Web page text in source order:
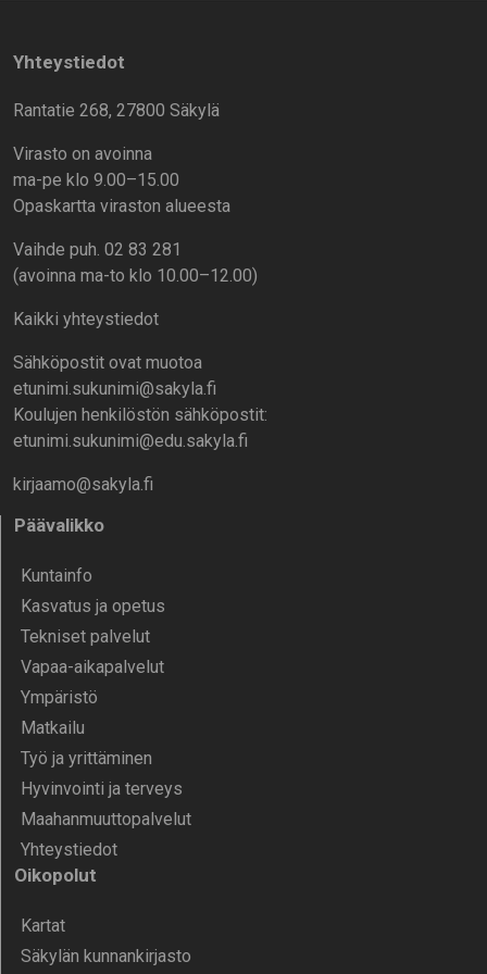
Yhteystiedot
Rantatie 268, 27800 Säkylä
Virasto on avoinna
ma-pe klo 9.00–15.00
Opaskartta viraston alueesta
Vaihde puh. 02 83 281
(avoinna ma-to klo 10.00–12.00)
Kaikki yhteystiedot
Sähköpostit ovat muotoa
etunimi.sukunimi@sakyla.fi
Koulujen henkilöstön sähköpostit:
etunimi.sukunimi@edu.sakyla.fi
kirjaamo@sakyla.fi
Päävalikko
Kunta­info
Kasvatus ja opetus
Tekniset palvelut
Vapaa-aika­palvelut
Ympä­ristö
Mat­kailu
Työ ja yrittä­minen
Hyvinvointi ja terveys
Maahanmuuttopalvelut
Yhteystiedot
Oikopolut
Kartat
Säkylän kunnankirjasto